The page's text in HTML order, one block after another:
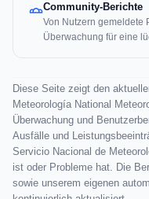
Community-Berichte
Von Nutzern gemeldete
Überwachung für eine
Diese Seite zeigt den
Meteorología National
Überwachung und
Ausfälle und
Servicio Nacional de
ist oder Probleme hat. Die
sowie unserem eigenen